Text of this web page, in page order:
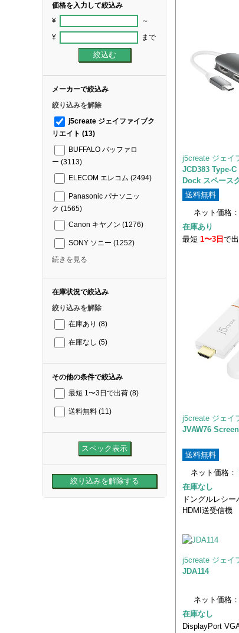
価格を入力して絞込み
¥ ～
¥ まで
メーカーで絞込み
絞り込みを解除
j5create ジェイファイブク
リエイト (13)
BUFFALO バッファロ
ー (3113)
ELECOM エレコム (2494)
Panasonic パナソニッ
ク (1565)
Canon キヤノン (1276)
SONY ソニー (1252)
続きを見る
在庫状況で絞込み
絞り込みを解除
在庫あり (8)
在庫なし (5)
その他の条件で絞込み
最短 1〜3日で出荷 (8)
送料無料 (11)
j5create ジェイ
JCD383 Type-
Dock スペース
送料無料
ネット価格：
在庫あり
最短 1〜3日 で
j5create ジェイ
JVAW76
送料無料
ネット価格：
在庫なし
ドングルレシ
HDMI送受信機
j5create ジェイ
JDA114
ネット価格：
在庫なし
DisplayPort